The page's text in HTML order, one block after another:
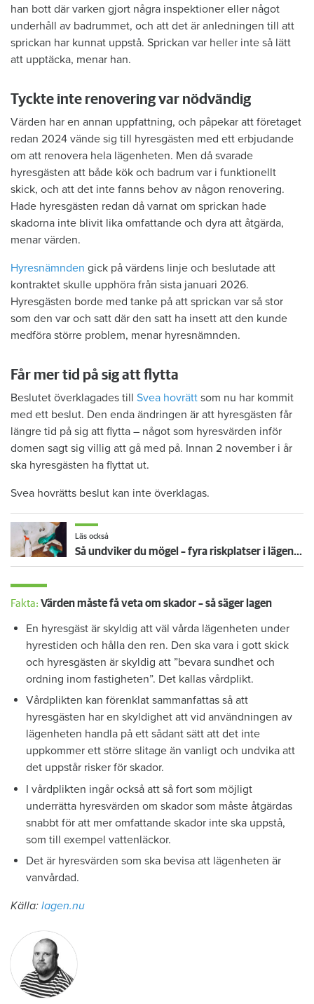
han bott där varken gjort några inspektioner eller något
underhåll av badrummet, och att det är anledningen till att
sprickan har kunnat uppstå. Sprickan var heller inte så lätt
att upptäcka, menar han.
Tyckte inte renovering var nödvändig
Värden har en annan uppfattning, och påpekar att företaget
redan 2024 vände sig till hyresgästen med ett erbjudande
om att renovera hela lägenheten. Men då svarade
hyresgästen att både kök och badrum var i funktionellt
skick, och att det inte fanns behov av någon renovering.
Hade hyresgästen redan då varnat om sprickan hade
skadorna inte blivit lika omfattande och dyra att åtgärda,
menar värden.
Hyresnämnden gick på värdens linje och beslutade att
kontraktet skulle upphöra från sista januari 2026.
Hyresgästen borde med tanke på att sprickan var så stor
som den var och satt där den satt ha insett att den kunde
medföra större problem, menar hyresnämnden.
Får mer tid på sig att flytta
Beslutet överklagades till Svea hovrätt som nu har kommit
med ett beslut. Den enda ändringen är att hyresgästen får
längre tid på sig att flytta – något som hyresvärden inför
domen sagt sig villig att gå med på. Innan 2 november i år
ska hyresgästen ha flyttat ut.
Svea hovrätts beslut kan inte överklagas.
Läs också
Så undviker du mögel – fyra riskplatser i lägenheten: ”Måste städa bort”
Fakta: Värden måste få veta om skador – så säger lagen
En hyresgäst är skyldig att väl vårda lägenheten under
hyrestiden och hålla den ren. Den ska vara i gott skick
och hyresgästen är skyldig att ”bevara sundhet och
ordning inom fastigheten”. Det kallas vårdplikt.
Vårdplikten kan förenklat sammanfattas så att
hyresgästen har en skyldighet att vid användningen av
lägenheten handla på ett sådant sätt att det inte
uppkommer ett större slitage än vanligt och undvika att
det uppstår risker för skador.
I vårdplikten ingår också att så fort som möjligt
underrätta hyresvärden om skador som måste åtgärdas
snabbt för att mer omfattande skador inte ska uppstå,
som till exempel vattenläckor.
Det är hyresvärden som ska bevisa att lägenheten är
vanvårdad.
Källa: lagen.nu